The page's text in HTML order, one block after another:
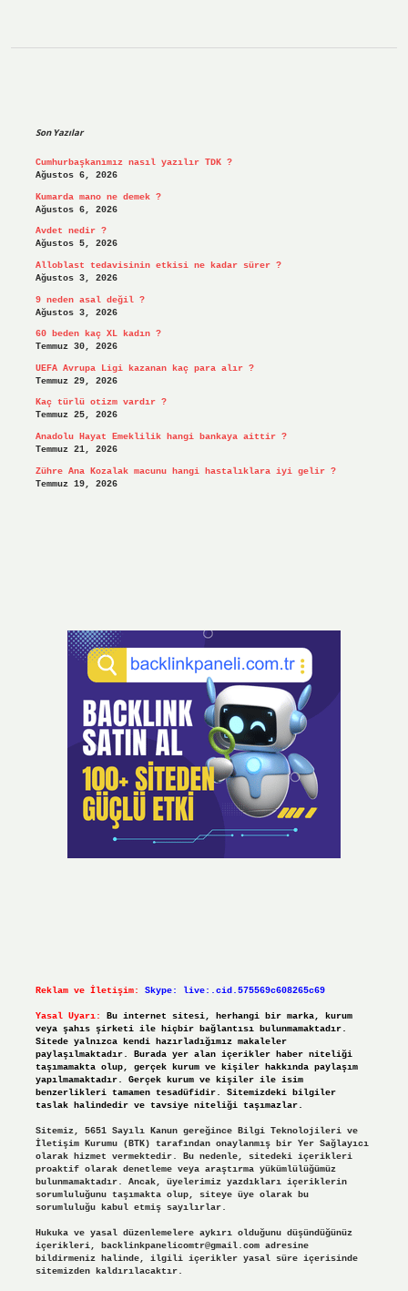
Son Yazılar
Cumhurbaşkanımız nasıl yazılır TDK ?
Ağustos 6, 2026
Kumarda mano ne demek ?
Ağustos 6, 2026
Avdet nedir ?
Ağustos 5, 2026
Alloblast tedavisinin etkisi ne kadar sürer ?
Ağustos 3, 2026
9 neden asal değil ?
Ağustos 3, 2026
60 beden kaç XL kadın ?
Temmuz 30, 2026
UEFA Avrupa Ligi kazanan kaç para alır ?
Temmuz 29, 2026
Kaç türlü otizm vardır ?
Temmuz 25, 2026
Anadolu Hayat Emeklilik hangi bankaya aittir ?
Temmuz 21, 2026
Zühre Ana Kozalak macunu hangi hastalıklara iyi gelir ?
Temmuz 19, 2026
Reklam ve İletişim: Skype: live:.cid.575569c608265c69
Yasal Uyarı:
Bu internet sitesi, herhangi bir marka, kurum
veya şahıs şirketi ile hiçbir bağlantısı bulunmamaktadır.
Sitede yalnızca kendi hazırladığımız makaleler
paylaşılmaktadır. Burada yer alan içerikler haber niteliği
taşımamakta olup, gerçek kurum ve kişiler hakkında paylaşım
yapılmamaktadır. Gerçek kurum ve kişiler ile isim
benzerlikleri tamamen tesadüfidir. Sitemizdeki bilgiler
taslak halindedir ve tavsiye niteliği taşımazlar.
Sitemiz, 5651 Sayılı Kanun gereğince Bilgi Teknolojileri ve
İletişim Kurumu (BTK) tarafından onaylanmış bir Yer Sağlayıcı
olarak hizmet vermektedir. Bu nedenle, sitedeki içerikleri
proaktif olarak denetleme veya araştırma yükümlülüğümüz
bulunmamaktadır. Ancak, üyelerimiz yazdıkları içeriklerin
sorumluluğunu taşımakta olup, siteye üye olarak bu
sorumluluğu kabul etmiş sayılırlar.
Hukuka ve yasal düzenlemelere aykırı olduğunu düşündüğünüz
içerikleri, backlinkpanelicomtr@gmail.comadresine
bildirmeniz halinde, ilgili içerikler yasal süre içerisinde
sitemizden kaldırılacaktır.